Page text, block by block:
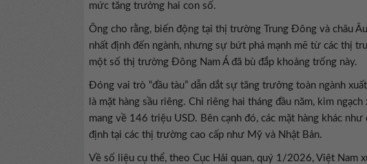
mức tăng trưởng hai con số.
Ông cho rằng, biến động tại thị trường Trung Đông và châu
nhất định đến ngành, nhưng sự bứt phá mạnh mẽ từ các thị
một số thị trường Đông Nam Á đã bù đắp khoảng trống này.
Đóng vai trò “đầu tàu” dẫn dắt sự tăng trưởng toàn ngành
là mặt hàng sầu riêng. Chỉ riêng hai tháng đầu năm, kim
mang về 146 triệu USD. Bên cạnh đó, các mặt hàng khác
định tại các thị trường cao cấp như Mỹ và Nhật Bản.
Về số liệu cụ thể, theo Cục Hải quan, quý 1/2026, Việt Nam